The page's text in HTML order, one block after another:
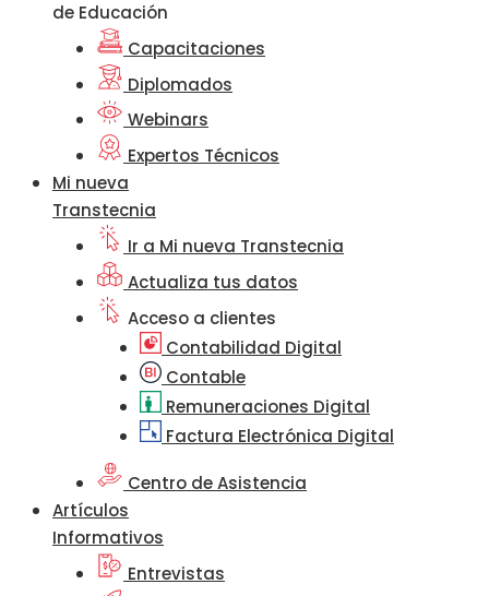
de Educación
Capacitaciones
Diplomados
Webinars
Expertos Técnicos
Mi nueva
Transtecnia
Ir a Mi nueva Transtecnia
Actualiza tus datos
Acceso a clientes
Contabilidad Digital
Contable
Remuneraciones Digital
Factura Electrónica Digital
Centro de Asistencia
Artículos
Informativos
Entrevistas